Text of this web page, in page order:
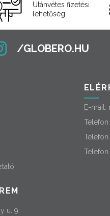
Utánvétes fizetési
lehetőség
u. 9.
E-mail:
Telefon
Telefon
Telefon